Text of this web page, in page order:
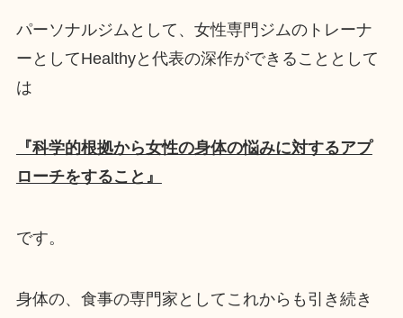
パーソナルジムとして、女性専門ジムのトレーナ
ーとしてHealthyと代表の深作ができることとして
は
『科学的根拠から女性の身体の悩みに対するアプ
ローチをすること』
です。
身体の、食事の専門家としてこれからも引き続き